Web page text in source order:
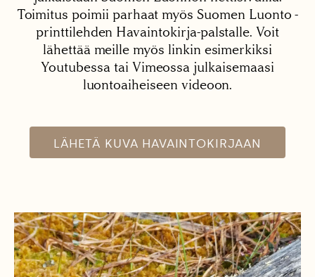
Toimitus poimii parhaat myös Suomen Luonto -
printtilehden Havaintokirja-palstalle. Voit
lähettää meille myös linkin esimerkiksi
Youtubessa tai Vimeossa julkaisemaasi
luontoaiheiseen videoon.
LÄHETÄ KUVA HAVAINTOKIRJAAN